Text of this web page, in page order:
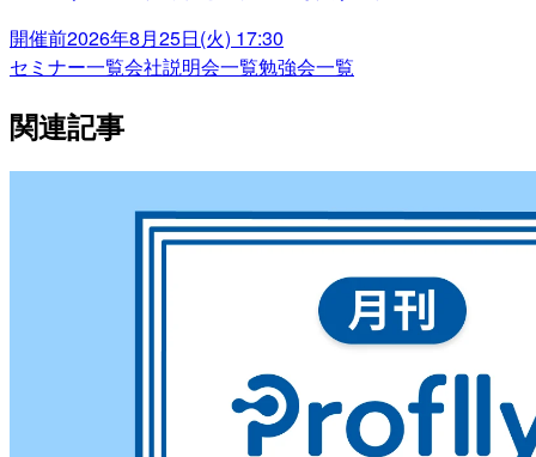
開催前2026年8月25日(火) 17:30
セミナー一覧会社説明会一覧勉強会一覧
関連記事